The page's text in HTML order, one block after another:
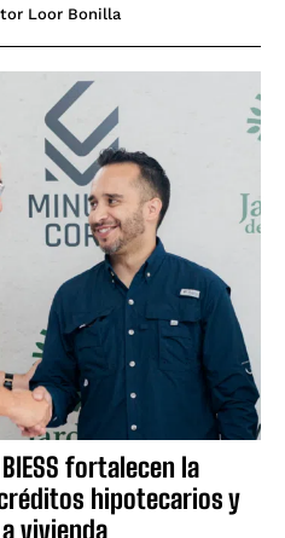
Loor Bonilla
fortalecen la
hipotecarios y
vivienda